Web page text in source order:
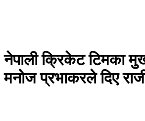
नेपाली क्रिकेट टिमका
मनोज प्रभाकरले दिए